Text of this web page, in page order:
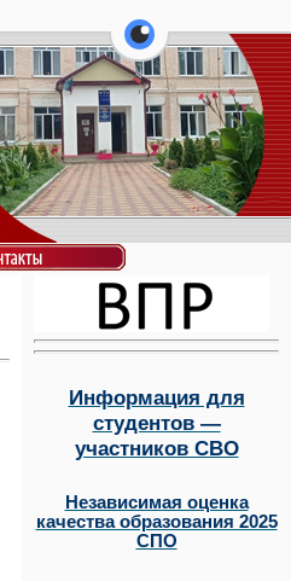
перейти на
Информация для
студентов —
участников СВО
Независимая оценка
качества образования 2025
СПО